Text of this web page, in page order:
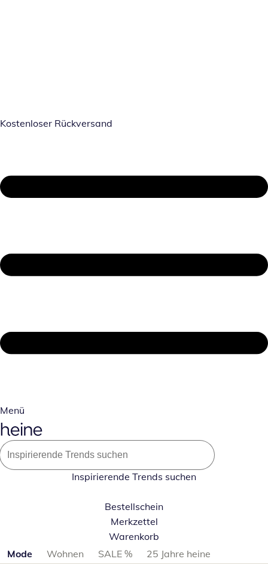
Kostenloser Rückversand
Menü
Inspirierende Trends suchen
Bestellschein
Merkzettel
Warenkorb
Produktkategorien überspringen
Mode Wohnen SALE %
25 Jahre heine